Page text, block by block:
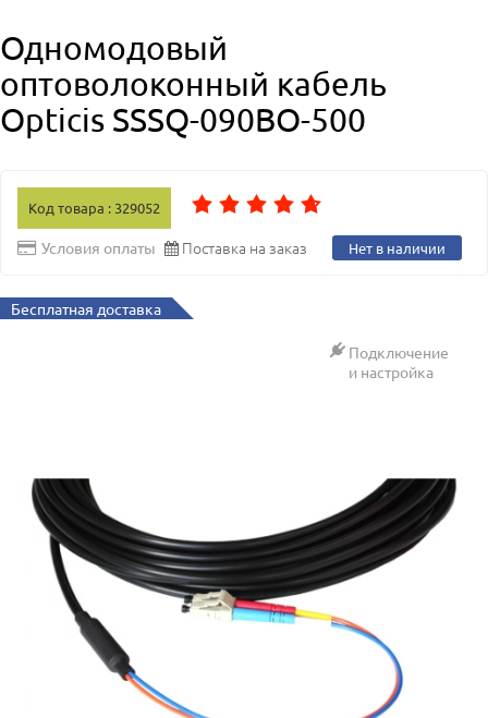
Одномодовый
оптоволоконный кабель
Opticis SSSQ-090BO-500
Код товара : 329052
Условия оплаты Поставка на заказ Нет в наличии
Бесплатная доставка
Подключение
и настройка